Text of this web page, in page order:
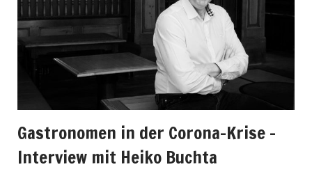
Gastronomen in der Corona-Krise –
Interview mit Heiko Buchta